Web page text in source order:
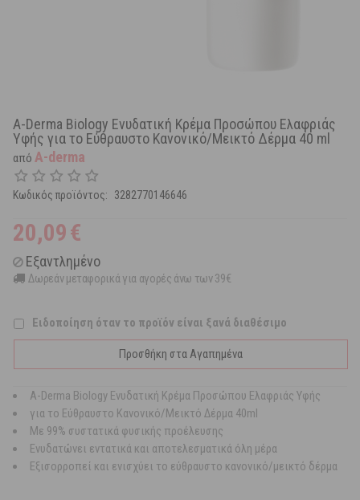
A-Derma Biology Ενυδατική Κρέμα Προσώπου Ελαφριάς
Υφής για το Εύθραυστο Κανονικό/Μεικτό Δέρμα 40 ml
από A-derma
Κωδικός προϊόντος: 3282770146646
20,09€
Εξαντλημένο
Δωρεάν μεταφορικά για αγορές άνω των 39€
Ειδοποίηση όταν το προϊόν είναι ξανά διαθέσιμο
Προσθήκη στα Αγαπημένα
A-Derma Biology Ενυδατική Κρέμα Προσώπου Ελαφριάς Υφής
για το Εύθραυστο Κανονικό/Μεικτό Δέρμα 40ml
Με 99% συστατικά φυσικής προέλευσης
Ενυδατώνει εντατικά και αποτελεσματικά όλη μέρα
Εξισορροπεί και ενισχύει το εύθραυστο κανονικό/μεικτό δέρμα